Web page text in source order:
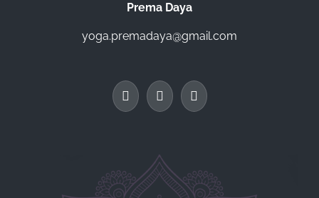
Prema Daya
yoga.premadaya@gmail.com